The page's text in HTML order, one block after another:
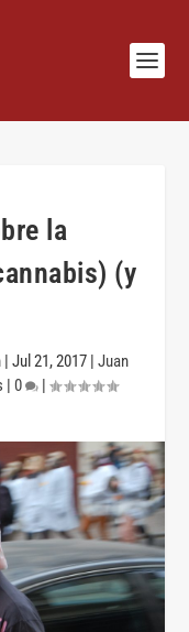
la
(y
| Jul 21, 2017| Juan
| 0 |